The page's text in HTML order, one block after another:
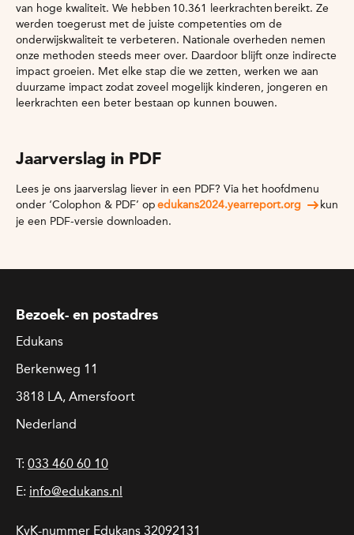
van hoge kwaliteit. We hebben 10.361 leerkrachten bereikt. Ze
werden toegerust met de juiste competenties om de
onderwijskwaliteit te verbeteren. Nationale overheden nemen
onze methoden steeds meer over. Daardoor blijft onze indirecte
impact groeien. Met elke stap die we zetten, werken we aan
duurzame impact zodat zoveel mogelijk kinderen, jongeren en
leerkrachten een beter bestaan op kunnen bouwen.
Jaarverslag in PDF
Lees je ons jaarverslag liever in een PDF? Via het hoofdmenu
onder ‘Colophon & PDF’ opedukans2024.yearreport.org
kun
je een PDF-versie downloaden.
Bezoek- en postadres
Edukans
Berkenweg 11
3818 LA, Amersfoort
Nederland
T: 033 460 60 10
E: info@edukans.nl
KvK-nummer Edukans 32092131